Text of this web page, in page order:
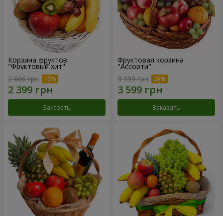
Корзина фруктов
"Фруктовый хит"
2 666 грн
Заказать
Фруктовая корзина
"Ассорти"
3 999 грн
Заказать